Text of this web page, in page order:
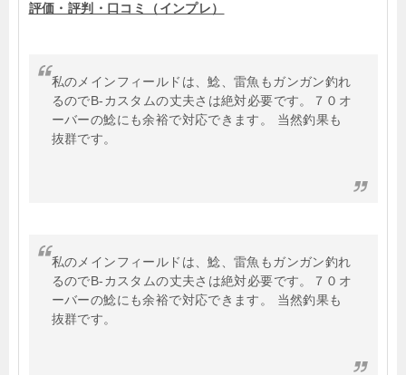
評価・評判・口コミ（インプレ）
私のメインフィールドは、鯰、雷魚もガンガン釣れ
るのでB-カスタムの丈夫さは絶対必要です。７０オ
ーバーの鯰にも余裕で対応できます。 当然釣果も
抜群です。
私のメインフィールドは、鯰、雷魚もガンガン釣れ
るのでB-カスタムの丈夫さは絶対必要です。７０オ
ーバーの鯰にも余裕で対応できます。 当然釣果も
抜群です。